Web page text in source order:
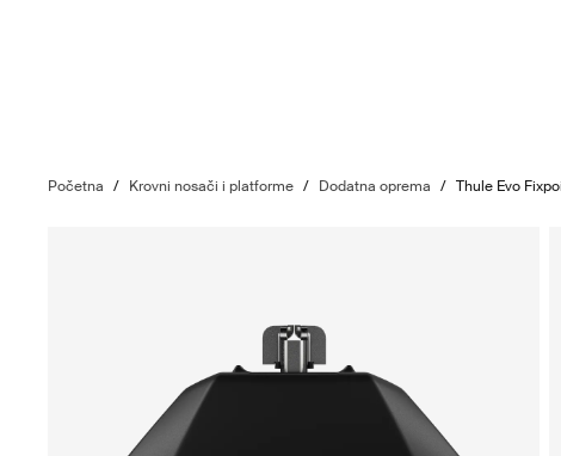
Početna / Krovni nosači i platforme / Dodatna oprema / Thule Evo